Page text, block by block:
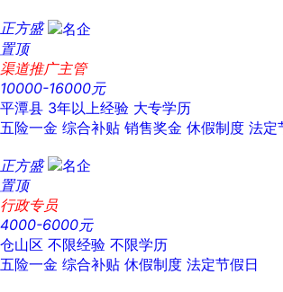
正方盛
置顶
渠道推广主管
10000-16000元
平潭县 3年以上经验 大专学历
五险一金 综合补贴 销售奖金 休假制度 法定
正方盛
置顶
行政专员
4000-6000元
仓山区 不限经验 不限学历
五险一金 综合补贴 休假制度 法定节假日